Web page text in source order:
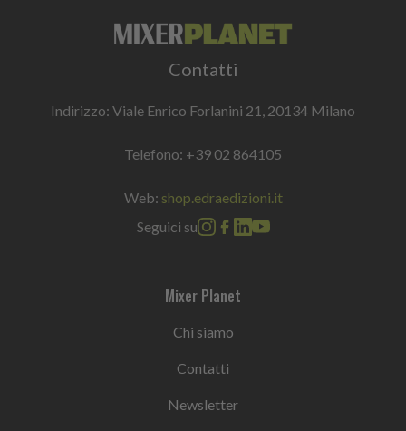
Contatti
Indirizzo: Viale Enrico Forlanini 21, 20134 Milano
Telefono: +39 02 864105
Web: shop.edraedizioni.it
Seguici su
Mixer Planet
Chi siamo
Contatti
Newsletter